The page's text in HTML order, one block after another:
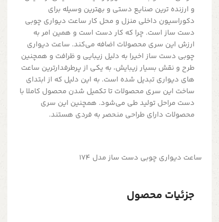
و ارزنده ترین صنایع دستی و بهترین وسیله برای
دکوراسیون داخلی منزل و محل کار ساعت دیواری چوبی
دست ساز است. چرا که کار دست است و همین امر به
ارزش این سری محصولات اضافه می‌کند. ساعت دیواری
چوبی دست ساز اخیرا به دلیل زیبایی و ظرافت و همچنین
طرح و نقش بسیار زیبایش، به یکی از پرطرفدارترین ساعت
های دیواری تبدیل شده است. به این دلیل که از ابتدای
ساخت این سری محصولات تا تکمیل شدن محصول کاملا با
دست مراحل تولید طی می‌شود. همچنین این سری
محصولات دارای طراحی منحصر به فردی هستند.
ساعت دیواری چوبی دست ساز مدل 174
جزئیات محصول